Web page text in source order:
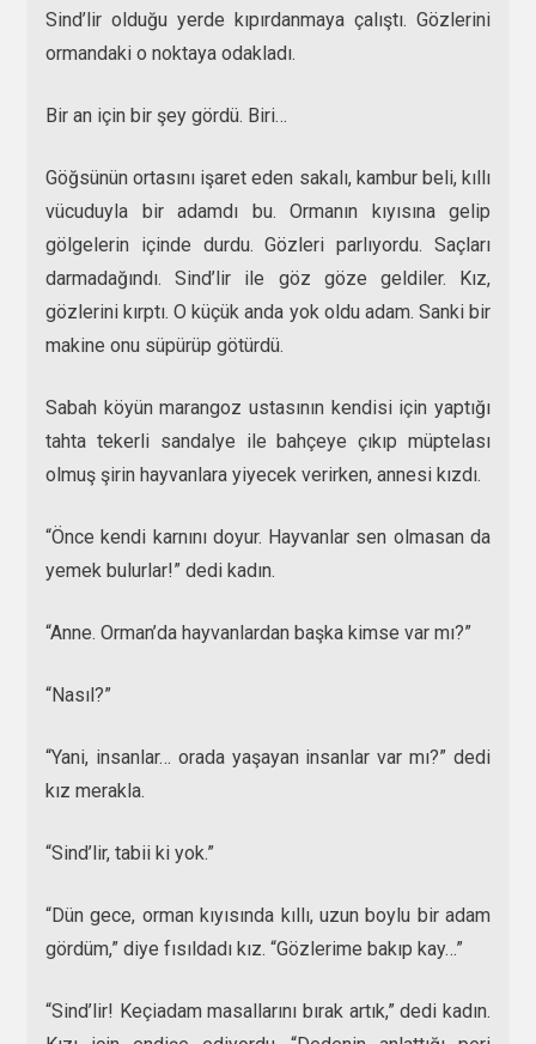
Sind’lir olduğu yerde kıpırdanmaya çalıştı. Gözlerini
ormandaki o noktaya odakladı.
Bir an için bir şey gördü. Biri…
Göğsünün ortasını işaret eden sakalı, kambur beli, kıllı
vücuduyla bir adamdı bu. Ormanın kıyısına gelip
gölgelerin içinde durdu. Gözleri parlıyordu. Saçları
darmadağındı. Sind’lir ile göz göze geldiler. Kız,
gözlerini kırptı. O küçük anda yok oldu adam. Sanki bir
makine onu süpürüp götürdü.
Sabah köyün marangoz ustasının kendisi için yaptığı
tahta tekerli sandalye ile bahçeye çıkıp müptelası
olmuş şirin hayvanlara yiyecek verirken, annesi kızdı.
“Önce kendi karnını doyur. Hayvanlar sen olmasan da
yemek bulurlar!” dedi kadın.
“Anne. Orman’da hayvanlardan başka kimse var mı?”
“Nasıl?”
“Yani, insanlar… orada yaşayan insanlar var mı?” dedi
kız merakla.
“Sind’lir, tabii ki yok.”
“Dün gece, orman kıyısında kıllı, uzun boylu bir adam
gördüm,” diye fısıldadı kız. “Gözlerime bakıp kay…”
“Sind’lir! Keçiadam masallarını bırak artık,” dedi kadın.